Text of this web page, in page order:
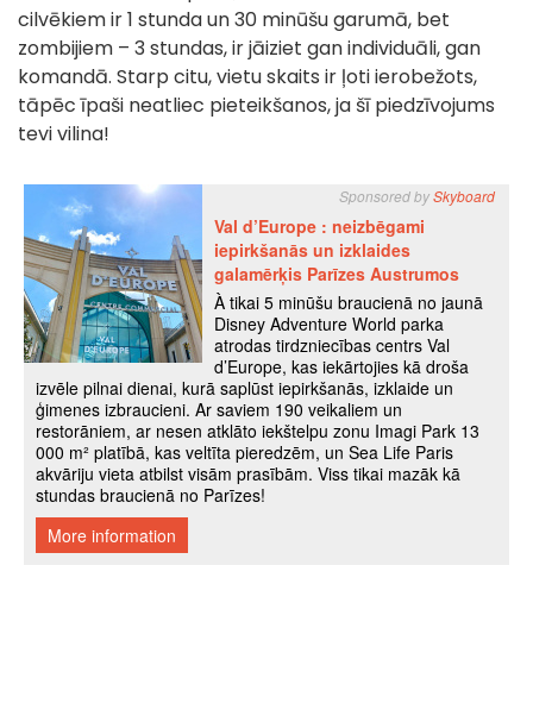
cilvēkiem ir 1 stunda un 30 minūšu garumā, bet
zombijiem – 3 stundas, ir jāiziet gan individuāli, gan
komandā. Starp citu, vietu skaits ir ļoti ierobežots,
tāpēc īpaši neatliec pieteikšanos, ja šī piedzīvojums
tevi vilina!